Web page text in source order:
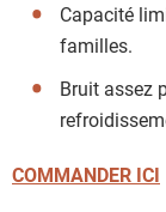
Capacité
familles.
Bruit assez
COMMANDER ICI